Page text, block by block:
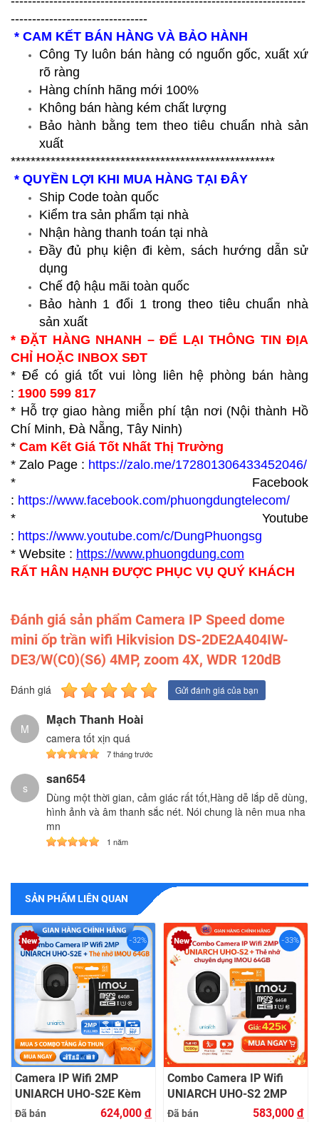
--------------------------------
* CAM KẾT BÁN HÀNG VÀ BẢO HÀNH
Công Ty luôn bán hàng có nguốn gốc, xuất xứ
rõ ràng
Hàng chính hãng mới 100%
Không bán hàng kém chất lượng
Bảo hành bằng tem theo tiêu chuẩn nhà sản
xuất
*****************************************************
* QUYỀN LỢI KHI MUA HÀNG TẠI ĐÂY
Ship Code toàn quốc
Kiểm tra sản phẩm tại nhà
Nhận hàng thanh toán tại nhà
Đầy đủ phụ kiện đi kèm, sách hướng dẫn sử
dụng
Chế độ hậu mãi toàn quốc
Bảo hành 1 đổi 1 trong theo tiêu chuẩn nhà
sản xuất
* ĐẶT HÀNG NHANH – ĐỂ LẠI THÔNG TIN ĐỊA
CHỈ HOẶC INBOX SĐT
* Để có giá tốt vui lòng liên hệ phòng bán hàng
: 1900 599 817
* Hỗ trợ giao hàng miễn phí tận nơi (Nội thành Hồ
Chí Minh, Đà Nẵng, Tây Ninh)
* Cam Kết Giá Tốt Nhất Thị Trường
* Zalo Page : https://zalo.me/172801306433452046/
* Facebook
: https://www.facebook.com/phuongdungtelecom/
* Youtube
: https://www.youtube.com/c/DungPhuongsg
* Website : https://www.phuongdung.com
RẤT HÂN HẠNH ĐƯỢC PHỤC VỤ QUÝ KHÁCH
Đánh giá sản phẩm Camera IP Speed dome
mini ốp trần wifi Hikvision DS-2DE2A404IW-
DE3/W(C0)(S6) 4MP, zoom 4X, WDR 120dB
Đánh giá Gửi đánh giá của bạn
M
Mạch Thanh Hoài
camera tốt xịn quá
7 tháng trước
s
san654
Dùng một thời gian, cảm giác rất tốt,Hàng dễ lắp dễ dùng,
hình ảnh và âm thanh sắc nét. Nói chung là nên mua nha
mn
1 năm
SẢN PHẨM LIÊN QUAN
-32%
đ
-33%
Combo Camera IP Wifi
UNIARCH UHO-S2 2MP
Kèm Thẻ Nhớ IMOU 64GB
583,000đ
Combo Camera Wifi
UNIARCH UHO-S1 +
Nhớ IMOU 64GB | Quan
Sát 24/7 | Chính Hãng
Đã bán
153